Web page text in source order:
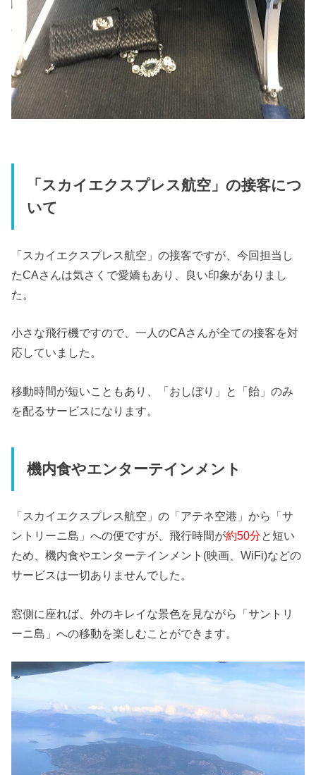
「スカイエクスプレス航空」の接客につ
いて
「スカイエクスプレス航空」の接客ですが、今回担当し
たCAさんは気さくで愛嬌もあり、良い印象がありまし
た。
小さな飛行機ですので、一人のCAさんが全ての接客を対
応していました。
移動時間が短いこともあり、「おしぼり」と「飴」のみ
を配るサービスになります。
機内食やエンターテインメント
「スカイエクスプレス航空」の「アテネ空港」から「サ
ントリーニ島」への便ですが、飛行時間が約50分と短い
ため、機内食やエンターテインメント(映画、WiFi)などの
サービスは一切ありませんでした。
窓側に座れば、外のキレイな景色を見ながら「サントリ
ーニ島」への移動を楽しむことができます。